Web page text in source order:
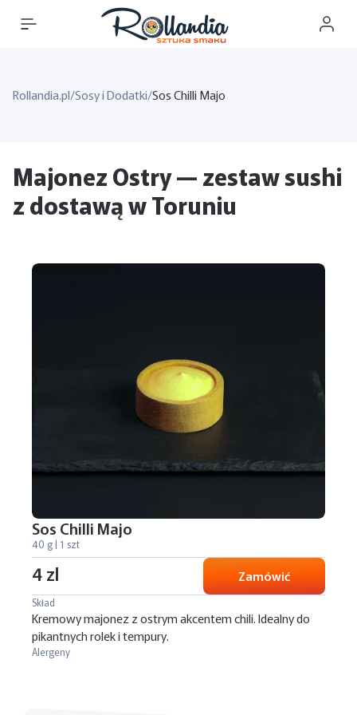
Rollandia.pl/Sosy i Dodatki/Sos Chilli Majo
Majonez Ostry — zestaw sushi
z dostawą w Toruniu
Sos Chilli Majo
40 g | 1 szt
4 zl Zamówić
Skład
Kremowy majonez z ostrym akcentem chili. Idealny do
pikantnych rolek i tempury.
Alergeny